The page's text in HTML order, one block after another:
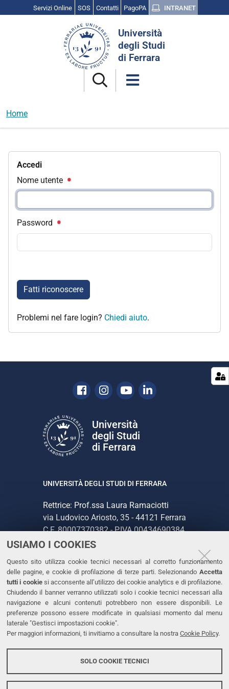
USIAMO I COOKIES
Questo sito utilizza cookie tecnici necessari al corretto funzionamento
delle pagine, e cookie di profilazione di terze parti. Selezionando Accetta
tutti i cookiesi acconsente all’utilizzo dei cookie analytics e di profilazione.
Chiudendo il banner verranno utilizzati solo i cookie tecnici necessari alla
navigazione e alcuni contenuti potrebbero non essere disponibili. Le
preferenze possono essere modificate in qualsiasi momento dal menu
laterale "Gestisci impostazioni cookie".
Per maggiori informazioni, ti invitiamo a consultare la nostra Cookie Policy.
SOLO COOKIE TECNICI
Servizi Online SOS Contatti PagoPA INTRANET
Università
degli Studi
di Ferrara
Home
Accedi
Nome utente
Password
Fatti riconoscere
Problemi nel fare login? Chiedi aiuto.
Facebook
Instagram
YoutubeLinkedin
Università
degli Studi
di Ferrara
UNIVERSITÀ DEGLI STUDI DI FERRARA
Rettrice: Prof.ssa Laura Ramaciotti
via Ludovico Ariosto, 35 - 44121 Ferrara
C.F. 80007370382 - P.IVA 00434690384
CONTATTI
Tel. +39 0532 293111
Fax. +39 0532 293031
PEC
LINKS
Accessibilità
Protezione dati personali